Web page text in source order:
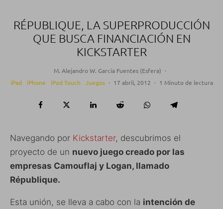
RÉPUBLIQUE, LA SUPERPRODUCCIÓN
QUE BUSCA FINANCIACIÓN EN
KICKSTARTER
M. Alejandro W. García Fuentes (Esfera) ·
iPad
iPhone iPod Touch Juegos · 17 abril, 2012 · 1 Minuto de lectura
Navegando por Kickstarter, descubrimos el
proyecto de un nuevo juego creado por las
empresas Camouflaj y Logan, llamado
République.
Esta unión, se lleva a cabo con la intención de